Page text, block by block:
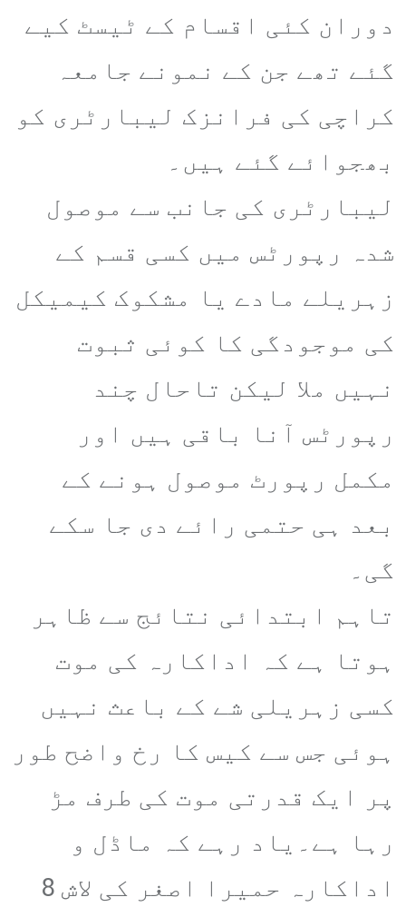
دوران کئی اقسام کے ٹیسٹ کیے
گئے تھے جن کے نمونے جامعہ
کراچی کی فرانزک لیبارٹری کو
بھجوائے گئے ہیں۔
لیبارٹری کی جانب سے موصول
شدہ رپورٹس میں کسی قسم کے
زہریلے مادے یا مشکوک کیمیکل
کی موجودگی کا کوئی ثبوت
نہیں ملا لیکن تاحال چند
رپورٹس آنا باقی ہیں اور
مکمل رپورٹ موصول ہونے کے
بعد ہی حتمی رائے دی جا سکے
گی۔
تاہم ابتدائی نتائج سے ظاہر
ہوتا ہے کہ اداکارہ کی موت
کسی زہریلی شے کے باعث نہیں
ہوئی جس سے کیس کا رخ واضح طور
پر ایک قدرتی موت کی طرف مڑ
رہا ہے۔یاد رہے کہ ماڈل و
اداکارہ حمیرا اصغر کی لاش 8